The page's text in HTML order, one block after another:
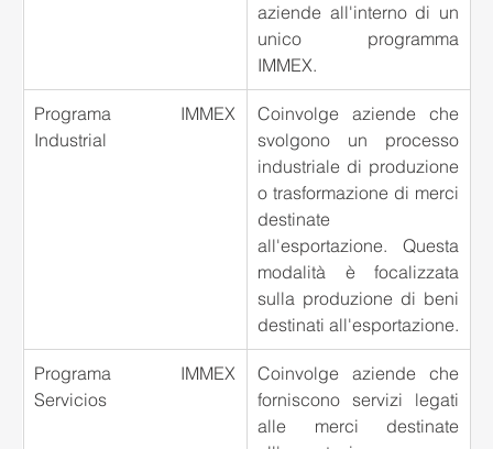
aziende all'interno di un
unico programma
IMMEX.
Programa IMMEX
Industrial
Coinvolge aziende che
svolgono un processo
industriale di produzione
o trasformazione di merci
destinate
all'esportazione. Questa
modalità è focalizzata
sulla produzione di beni
destinati all'esportazione.
Programa IMMEX
Servicios
Coinvolge aziende che
forniscono servizi legati
alle merci destinate